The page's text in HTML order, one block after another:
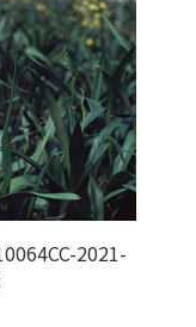
2021-